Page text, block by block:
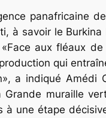
panafricaine
à savoir le Burkina
aux fléaux
qui
a indiqué Amédi
Grande mu­raille
à une étape